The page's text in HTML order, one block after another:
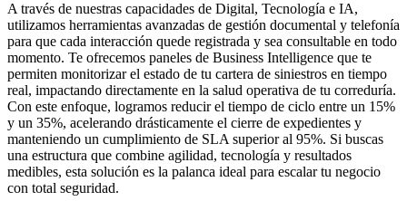
A través de nuestras capacidades de Digital, Tecnología e IA,
utilizamos herramientas avanzadas de gestión documental y telefonía
para que cada interacción quede registrada y sea consultable en todo
momento. Te ofrecemos paneles de Business Intelligence que te
permiten monitorizar el estado de tu cartera de siniestros en tiempo
real, impactando directamente en la salud operativa de tu correduría.
Con este enfoque, logramos reducir el tiempo de ciclo entre un 15%
y un 35%, acelerando drásticamente el cierre de expedientes y
manteniendo un cumplimiento de SLA superior al 95%. Si buscas
una estructura que combine agilidad, tecnología y resultados
medibles, esta solución es la palanca ideal para escalar tu negocio
con total seguridad.